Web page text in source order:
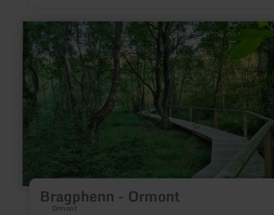
Bragphenn - Ormont
Ormont
en
savoir
plus
sur
:
Bragphenn
-
Ormont